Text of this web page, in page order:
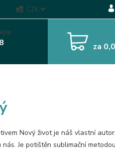
CZK
za
Nový život je náš vlastní
Je potištěn sublimační